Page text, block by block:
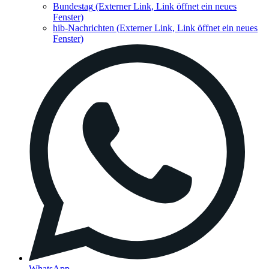
Bundestag (Externer Link, Link öffnet ein neues
Fenster)
hib-Nachrichten (Externer Link, Link öffnet ein neues
Fenster)